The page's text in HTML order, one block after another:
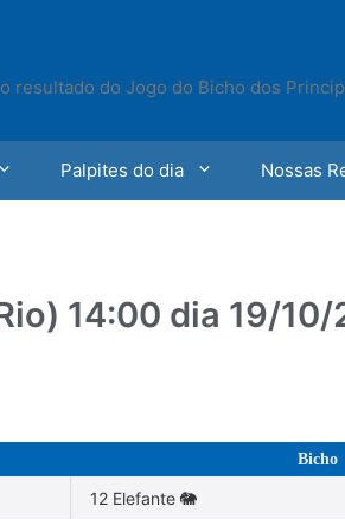
resultado do Jogo do Bicho dos
Palpites do dia Nossas
14:00 dia 19/
Bicho
12 Elefante 🐘